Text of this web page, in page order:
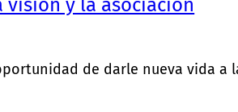
visión y la asociación
de darle nueva vida a